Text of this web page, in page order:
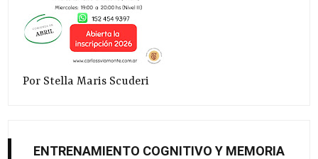
Por Stella Maris Scuderi
ENTRENAMIENTO COGNITIVO Y MEMORIA